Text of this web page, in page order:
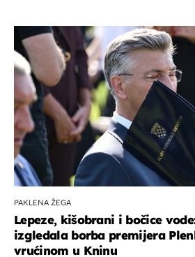
PAKLENA ŽEGA
Lepeze, kišobrani i bočice
izgledala borba premijera
vrućinom u Kninu